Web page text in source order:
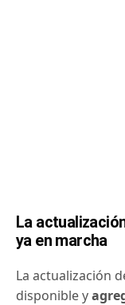
La
ya en marcha
La actualización
disponible y